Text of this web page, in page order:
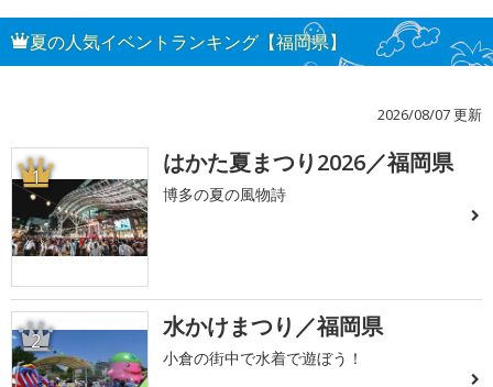
夏の人気イベントランキング【福岡県】
2026/08/07 更新
1 はかた夏まつり2026／福岡県
博多の夏の風物詩
2 水かけまつり／福岡県
小倉の街中で水着で遊ぼう！